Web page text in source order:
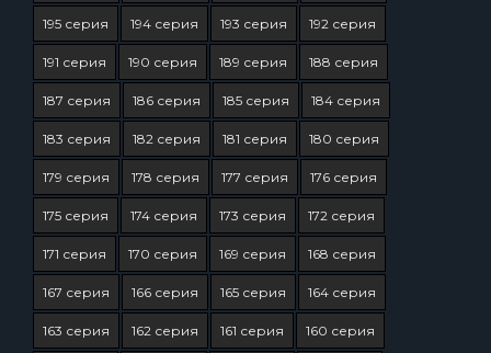
195 серия 194 серия 193 серия 192 серия
191 серия 190 серия 189 серия 188 серия
187 серия 186 серия 185 серия 184 серия
183 серия 182 серия 181 серия 180 серия
179 серия 178 серия 177 серия 176 серия
175 серия 174 серия 173 серия 172 серия
171 серия 170 серия 169 серия 168 серия
167 серия 166 серия 165 серия 164 серия
163 серия 162 серия 161 серия 160 серия